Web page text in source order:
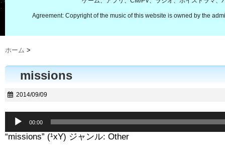
Agreement: Copyright of the music of this website is owned by the
ホーム >
missions
2014/09/09
プ
00:00
“missions” (¹xY) ジャンル: Other